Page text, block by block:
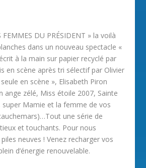
FEMMES DU PRÉSIDENT » la voilà
dans un nouveau spectacle «
à la main sur papier recyclé par
en scène après tri sélectif par Olivier
en scène », Elisabeth Piron
ange zélé, Miss étoile 2007, Sainte
super Mamie et la femme de vos
une série de
et touchants. Pour nous
neuves ! Venez recharger vos
d’énergie renouvelable.